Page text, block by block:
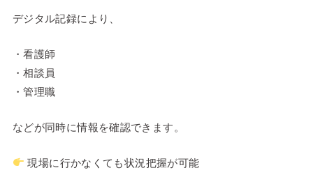
デジタル記録により、
・看護師
・相談員
・管理職
などが同時に情報を確認できます。
現場に行かなくても状況把握が可能